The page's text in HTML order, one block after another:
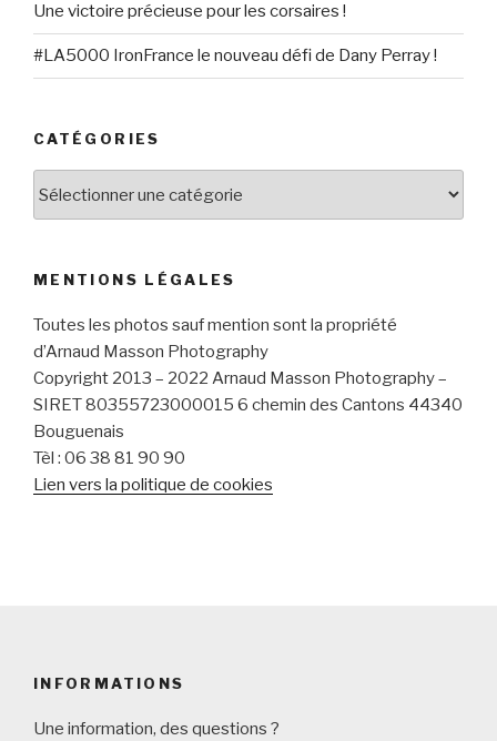
Une victoire précieuse pour les corsaires !
#LA5000 IronFrance le nouveau défi de Dany Perray !
CATÉGORIES
MENTIONS LÉGALES
Toutes les photos sauf mention sont la propriété
d’Arnaud Masson Photography
Copyright 2013 – 2022 Arnaud Masson Photography –
SIRET80355723000015 6 chemin des Cantons 44340
Bouguenais
Tèl : 06 38 81 90 90
Lien vers la politique de cookies
INFORMATIONS
Une information, des questions ?